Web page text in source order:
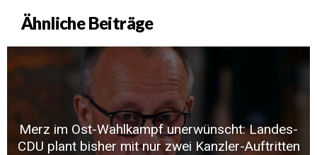
Ähnliche Beiträge
Merz im Ost-Wahlkampf unerwünscht: Landes-
CDU plant bisher mit nur zwei Kanzler-Auftritten